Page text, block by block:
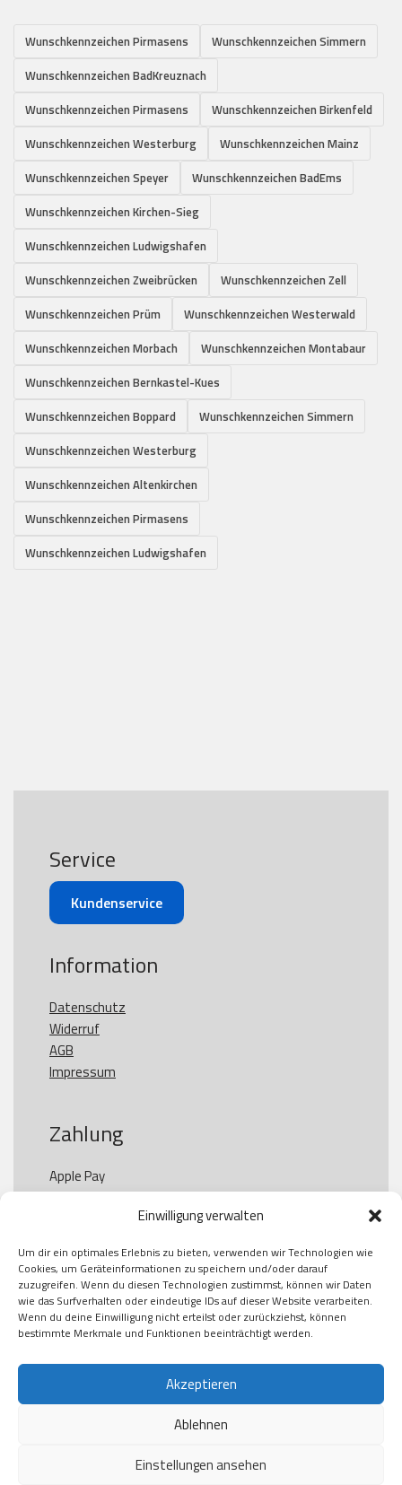
Einwilligung verwalten
Um dir ein optimales Erlebnis zu bieten, verwenden wir Technologien wie
Cookies, um Geräteinformationen zu speichern und/oder darauf
zuzugreifen. Wenn du diesen Technologien zustimmst, können wir Daten
wie das Surfverhalten oder eindeutige IDs auf dieser Website verarbeiten.
Wenn du deine Einwilligung nicht erteilst oder zurückziehst, können
bestimmte Merkmale und Funktionen beeinträchtigt werden.
Akzeptieren
Ablehnen
Einstellungen ansehen
Wunschkennzeichen Pirmasens
Wunschkennzeichen Simmern
Wunschkennzeichen BadKreuznach
Wunschkennzeichen Pirmasens
Wunschkennzeichen Birkenfeld
Wunschkennzeichen Westerburg
Wunschkennzeichen Mainz
Wunschkennzeichen Speyer
Wunschkennzeichen BadEms
Wunschkennzeichen Kirchen-Sieg
Wunschkennzeichen Ludwigshafen
Wunschkennzeichen Zweibrücken
Wunschkennzeichen Zell
Wunschkennzeichen Prüm
Wunschkennzeichen Westerwald
Wunschkennzeichen Morbach
Wunschkennzeichen Montabaur
Wunschkennzeichen Bernkastel-Kues
Wunschkennzeichen Boppard
Wunschkennzeichen Simmern
Wunschkennzeichen Westerburg
Wunschkennzeichen Altenkirchen
Wunschkennzeichen Pirmasens
Wunschkennzeichen Ludwigshafen
Service
Kundenservice
Information
Datenschutz
Widerruf
AGB
Impressum
Zahlung
Apple Pay
Paypal
Kauf auf Rechung
Klarna
American Express